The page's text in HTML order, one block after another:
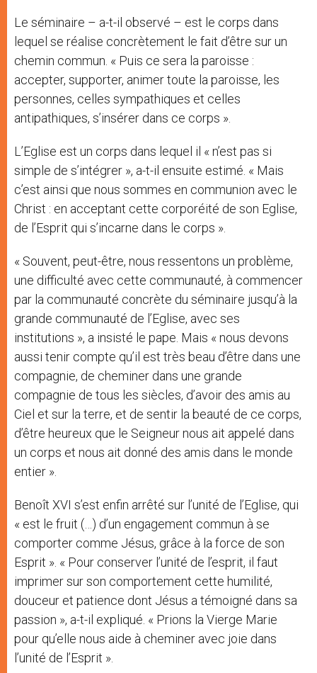
Le séminaire – a-t-il observé – est le corps dans
lequel se réalise concrètement le fait d’être sur un
chemin commun. « Puis ce sera la paroisse :
accepter, supporter, animer toute la paroisse, les
personnes, celles sympathiques et celles
antipathiques, s’insérer dans ce corps ».
L’Eglise est un corps dans lequel il « n’est pas si
simple de s’intégrer », a-t-il ensuite estimé. « Mais
c’est ainsi que nous sommes en communion avec le
Christ : en acceptant cette corporéité de son Eglise,
de l’Esprit qui s’incarne dans le corps ».
« Souvent, peut-être, nous ressentons un problème,
une difficulté avec cette communauté, à commencer
par la communauté concrète du séminaire jusqu’à la
grande communauté de l’Eglise, avec ses
institutions », a insisté le pape. Mais « nous devons
aussi tenir compte qu’il est très beau d’être dans une
compagnie, de cheminer dans une grande
compagnie de tous les siècles, d’avoir des amis au
Ciel et sur la terre, et de sentir la beauté de ce corps,
d’être heureux que le Seigneur nous ait appelé dans
un corps et nous ait donné des amis dans le monde
entier ».
Benoît XVI s’est enfin arrêté sur l’unité de l’Eglise, qui
« est le fruit (…) d’un engagement commun à se
comporter comme Jésus, grâce à la force de son
Esprit ». « Pour conserver l’unité de l’esprit, il faut
imprimer sur son comportement cette humilité,
douceur et patience dont Jésus a témoigné dans sa
passion », a-t-il expliqué. « Prions la Vierge Marie
pour qu’elle nous aide à cheminer avec joie dans
l’unité de l’Esprit ».